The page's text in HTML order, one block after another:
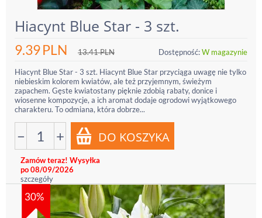
Hiacynt Blue Star - 3 szt.
9.39PLN 13.41PLN Dostępność:W magazynie
Hiacynt Blue Star - 3 szt. Hiacynt Blue Star przyciąga uwagę nie tylko
niebieskim kolorem kwiatów, ale też przyjemnym, świeżym
zapachem. Gęste kwiatostany pięknie zdobią rabaty, donice i
wiosenne kompozycje, a ich aromat dodaje ogrodowi wyjątkowego
charakteru. To odmiana, która dobrze...
− +
Zamów teraz! Wysyłka
po 08/09/2026
szczegóły
30%